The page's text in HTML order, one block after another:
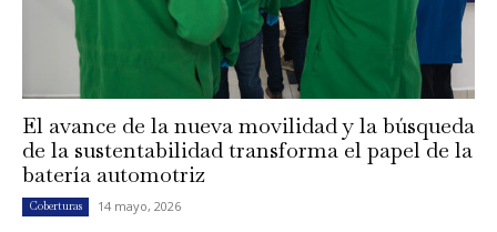
El avance de la nueva movilidad y la búsqueda
de la sustentabilidad transforma el papel de la
batería automotriz
Coberturas 14 mayo, 2026